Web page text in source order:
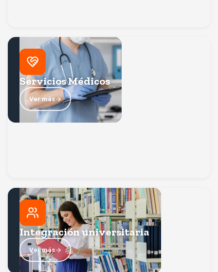
Servicios Médicos
Ver más
Servicios Médicos
Orientación y acompañamiento en el uso del Seguro de
Gastos Médicos Mayores y canalización a servicios
médicos en caso necesario.
Integración universitaria
Ver más
Integración universitaria
Actividades de bienvenida y convivencia diseñadas para
que conozcas nuevos amigos, te adaptes rápidamente
al campus y te sientas parte de la comunidad Anáhuac
desde el primer día.